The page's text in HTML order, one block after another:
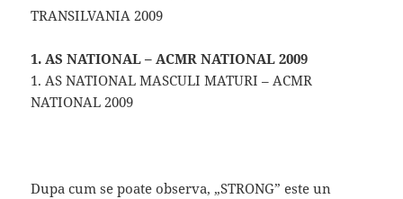
TRANSILVANIA 2009
1. AS NATIONAL – ACMR NATIONAL 2009
1. AS NATIONAL MASCULI MATURI – ACMR
NATIONAL 2009
Dupa cum se poate observa, „STRONG” este un